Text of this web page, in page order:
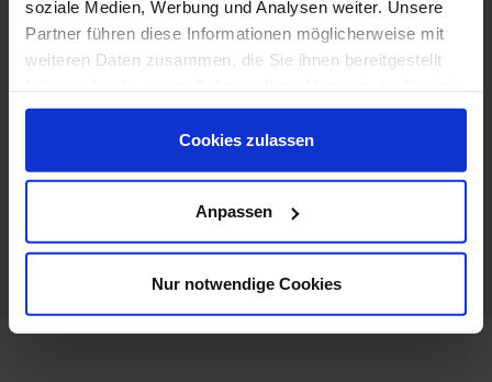
soziale Medien, Werbung und Analysen weiter. Unsere
Partner führen diese Informationen möglicherweise mit
weiteren Daten zusammen, die Sie ihnen bereitgestellt
gesammelt haben.
Cookies zulassen
Anpassen
Nur notwendige Cookies